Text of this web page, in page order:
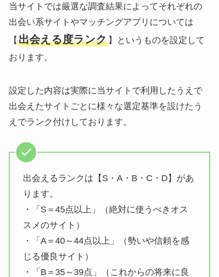
当サイトでは厳選な調査結果によってそれぞれの
出会い系サイトやマッチングアプリについては
【 出会える度ランク】というものを設定して
おります。
設定した内容は実際に当サイトで利用したうえで
出会えたサイトごとに様々な選定基準を設けたう
えでランク付けしております。
出会えるランクは【S・A・B・C・D】があ
ります。
・「S＝45点以上」（絶対に使うべきオス
スメのサイト）
・「A＝40～44点以上」（勢いや信頼を感
じる優良サイト）
・「B＝35～39点」（これからの将来に良